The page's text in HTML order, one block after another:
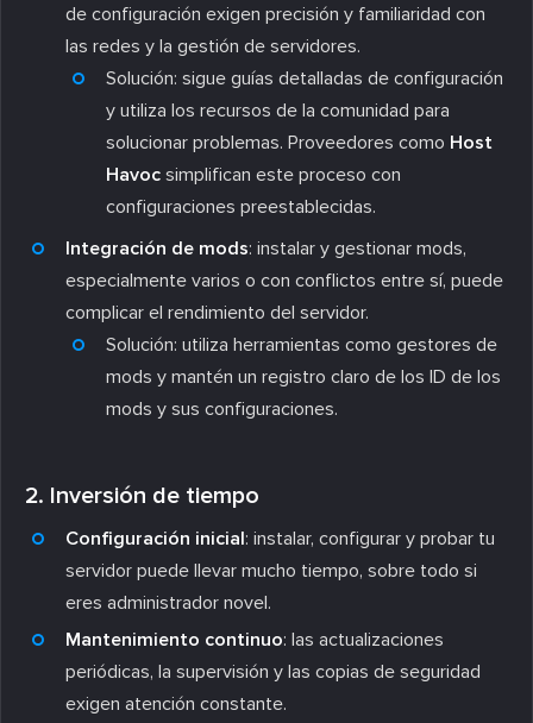
de configuración exigen precisión y familiaridad con
las redes y la gestión de servidores.
Solución: sigue guías detalladas de configuración
y utiliza los recursos de la comunidad para
solucionar problemas. Proveedores como Host
Havoc simplifican este proceso con
configuraciones preestablecidas.
Integración de mods: instalar y gestionar mods,
especialmente varios o con conflictos entre sí, puede
complicar el rendimiento del servidor.
Solución: utiliza herramientas como gestores de
mods y mantén un registro claro de los ID de los
mods y sus configuraciones.
2. Inversión de tiempo
Configuración inicial: instalar, configurar y probar tu
servidor puede llevar mucho tiempo, sobre todo si
eres administrador novel.
Mantenimiento continuo: las actualizaciones
periódicas, la supervisión y las copias de seguridad
exigen atención constante.